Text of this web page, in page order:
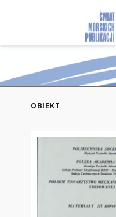
OBIEKT